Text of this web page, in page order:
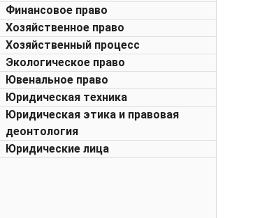
Финансовое право
Хозяйственное право
Хозяйственный процесс
Экологическое право
Ювенальное право
Юридическая техника
Юридическая этика и правовая
деонтология
Юридические лица